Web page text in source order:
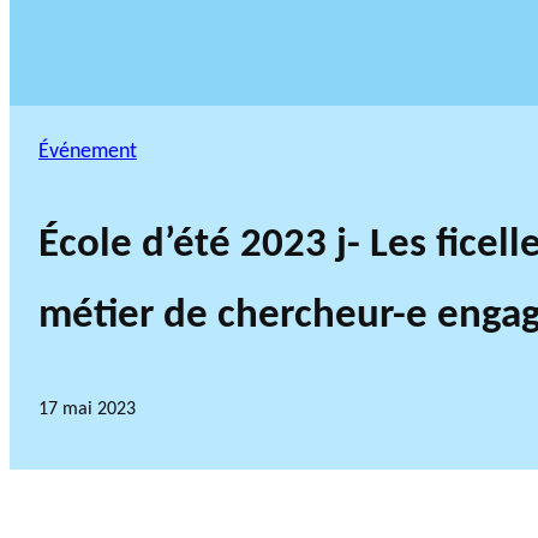
Événement
École d’été 2023 j- Les
métier de chercheur-e
17 mai 2023